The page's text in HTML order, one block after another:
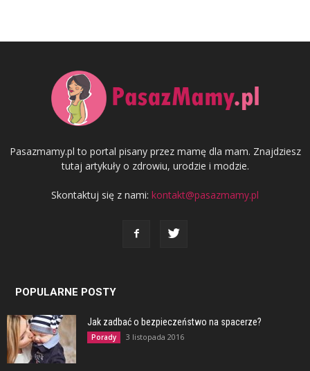
Pasazmamy.pl to portal pisany przez mamę dla mam. Znajdziesz
tutaj artykuły o zdrowiu, urodzie i modzie.
Skontaktuj się z nami: kontakt@pasazmamy.pl
POPULARNE POSTY
Jak zadbać o bezpieczeństwo na spacerze?
Porady 3 listopada 2016